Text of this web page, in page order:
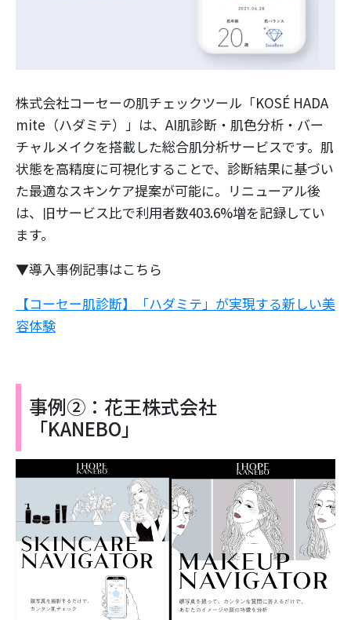
株式会社コーセーの肌チェックツール「KOSÉ HADA
mite（ハダミテ）」は、AI肌診断・肌色分析・バー
チャルメイクを搭載した総合肌分析サービスです。肌
状態を高精度に可視化することで、診断結果に基づい
た最適なスキンケア提案が可能に。リニューアル後
は、旧サービス比で利用者数403.6%増を記録してい
ます。
▼導入事例記事はこちら
【コーセー肌診断】「ハダミテ」が実現する新しい美
容体験
事例②：花王株式会社
「KANEBO」